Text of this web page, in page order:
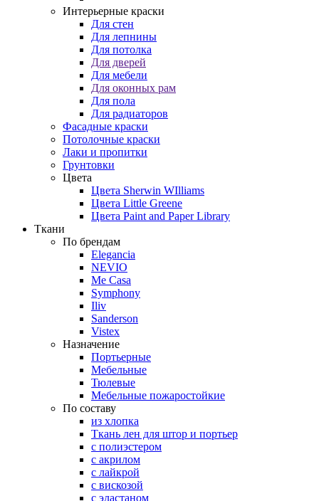
Интерьерные краски
Для стен
Для лепнины
Для потолка
Для дверей
Для мебели
Для оконных рам
Для пола
Для радиаторов
Фасадные краски
Потолочные краски
Лаки и пропитки
Грунтовки
Цвета
Цвета Sherwin WIlliams
Цвета Little Greene
Цвета Paint and Paper Library
Ткани
По брендам
Elegancia
NEVIO
Me Casa
Symphony
Iliv
Sanderson
Vistex
Назначение
Портьерные
Мебельные
Тюлевые
Мебельные пожаростойкие
По составу
из хлопка
Ткань лен для штор и портьер
с полиэстером
с акрилом
с лайкрой
с вискозой
с эластаном